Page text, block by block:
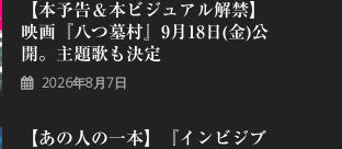
【本予告＆本ビジュアル解禁】
映画『八つ墓村』9月18日(金)公
開。主題歌も決定
2026年8月7日
【あの人の一本】『インビジブ